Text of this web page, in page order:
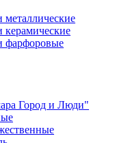
металлические
керамические
фарфоровые
Город и Люди"